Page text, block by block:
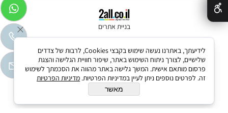
בניית אתרים
לידיעתך, באתרנו נעשה שימוש בקבצי Cookies, לרבות של צדדים
שלישיים, לצורך ניתוח השימוש באתר, שיפור חוויית הגלישה והצגת
פרסום מותאם אישית. המשך גלישה באתר מהווה את הסכמתך לשימוש
זה. לפרטים נוספים ניתן לעיין במדיניות הפרטיות. מדיניות הפרטיות
מאשר